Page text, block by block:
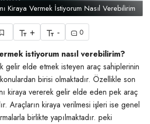
Kiraya Vermek İstiyorum Nasıl Verebilirim
+ - 0
istiyorum nasıl verebilirim?
gelir elde etmek isteyen araç sahiplerinin
birisi olmaktadır. Özellikle son
kiraya vererek gelir elde eden pek araç
Araçların kiraya verilmesi işleri ise genel
birlikte yapılmaktadır. peki